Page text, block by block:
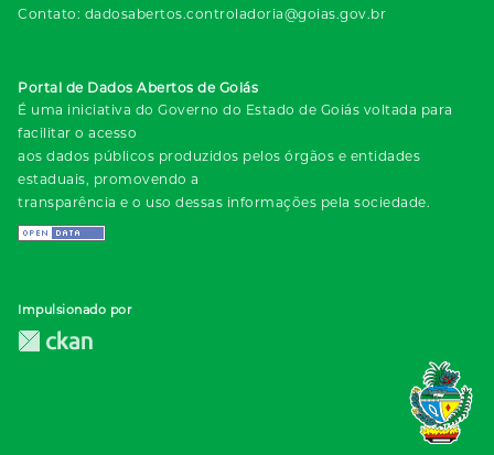
Contato: dadosabertos.controladoria@goias.gov.br
Portal de Dados Abertos de Goiás
É uma iniciativa do Governo do Estado de Goiás voltada para
facilitar o acesso
aos dados públicos produzidos pelos órgãos e entidades
estaduais, promovendo a
transparência e o uso dessas informações pela sociedade.
Impulsionado por